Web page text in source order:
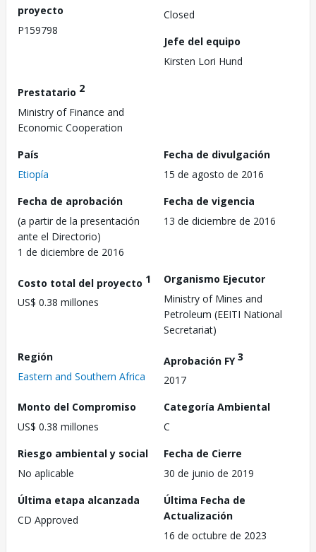
proyecto
P159798
Closed
Jefe del equipo
Kirsten Lori Hund
Prestatario 2
Ministry of Finance and
Economic Cooperation
País
Etiopía
Fecha de divulgación
15 de agosto de 2016
Fecha de aprobación
(a partir de la presentación
ante el Directorio)
1 de diciembre de 2016
Fecha de vigencia
13 de diciembre de 2016
Costo total del proyecto 1
US$ 0.38 millones
Organismo Ejecutor
Ministry of Mines and
Petroleum (EEITI National
Secretariat)
Región
Eastern and Southern Africa
Aprobación FY3
2017
Monto del Compromiso
US$ 0.38 millones
Categoría Ambiental
C
Riesgo ambiental y social
No aplicable
Fecha de Cierre
30 de junio de 2019
Última etapa alcanzada
CD Approved
Última Fecha de
Actualización
16 de octubre de 2023